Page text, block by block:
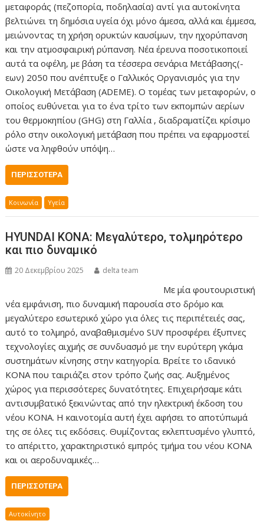
μεταφοράς (πεζοπορία, ποδηλασία) αντί για αυτοκίνητα
βελτιώνει τη δημόσια υγεία όχι μόνο άμεσα, αλλά και έμμεσα,
μειώνοντας τη χρήση ορυκτών καυσίμων, την ηχορύπανση
και την ατμοσφαιρική ρύπανση. Νέα έρευνα ποσοτικοποιεί
αυτά τα οφέλη, με βάση τα τέσσερα σενάρια Μετάβασης(-
εων) 2050 που ανέπτυξε ο Γαλλικός Οργανισμός για την
Οικολογική Μετάβαση (ADEME). Ο τομέας των μεταφορών, ο
οποίος ευθύνεται για το ένα τρίτο των εκπομπών αερίων
του θερμοκηπίου (GHG) στη Γαλλία , διαδραματίζει κρίσιμο
ρόλο στην οικολογική μετάβαση που πρέπει να εφαρμοστεί
ώστε να ληφθούν υπόψη…
ΠΕΡΙΣΣΌΤΕΡΑ
Κοινωνία Υγεία
HYUNDAI KONA: Μεγαλύτερο, τολμηρότερο
και πιο δυναμικό
20 Δεκεμβρίου 2025 delta team
Με μία φουτουριστική
νέα εμφάνιση, πιο δυναμική παρουσία στο δρόμο και
μεγαλύτερο εσωτερικό χώρο για όλες τις περιπέτειές σας,
αυτό το τολμηρό, αναβαθμισμένο SUV προσφέρει έξυπνες
τεχνολογίες αιχμής σε συνδυασμό με την ευρύτερη γκάμα
συστημάτων κίνησης στην κατηγορία. Βρείτε το ιδανικό
KONA που ταιριάζει στον τρόπο ζωής σας. Αυξημένος
χώρος για περισσότερες δυνατότητες. Επιχειρήσαμε κάτι
αντισυμβατικό ξεκινώντας από την ηλεκτρική έκδοση του
νέου KONA. Η καινοτομία αυτή έχει αφήσει το αποτύπωμά
της σε όλες τις εκδόσεις. Θυμίζοντας εκλεπτυσμένο γλυπτό,
το απέριττο, χαρακτηριστικό εμπρός τμήμα του νέου KONA
και οι αεροδυναμικές…
ΠΕΡΙΣΣΌΤΕΡΑ
Αυτοκίνητο